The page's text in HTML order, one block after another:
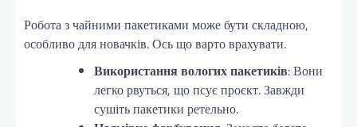
Робота з чайними пакетиками може бути складною,
особливо для новачків. Ось що варто врахувати.
Використання вологих пакетиків: Вони
легко рвуться, що псує проєкт. Завжди
сушіть пакетики ретельно.